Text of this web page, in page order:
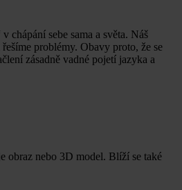
chápání sebe sama a světa. Náš
problémy. Obavy proto, že se
zásadně vadné pojetí jazyka a
obraz nebo 3D model. Blíží se také